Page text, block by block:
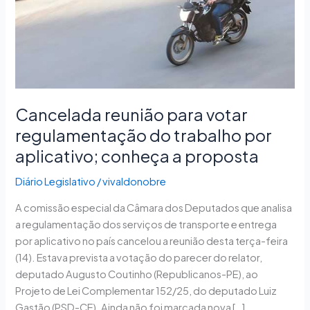
Cancelada reunião para votar
regulamentação do trabalho por
aplicativo; conheça a proposta
Diário Legislativo /vivaldonobre
A comissão especial da Câmara dos Deputados que analisa
a regulamentação dos serviços de transporte e entrega
por aplicativo no país cancelou a reunião desta terça-feira
(14). Estava prevista a votação do parecer do relator,
deputado Augusto Coutinho (Republicanos-PE), ao
Projeto de Lei Complementar 152/25, do deputado Luiz
Gastão (PSD-CE). Ainda não foi marcada nova […]
trabalho
por